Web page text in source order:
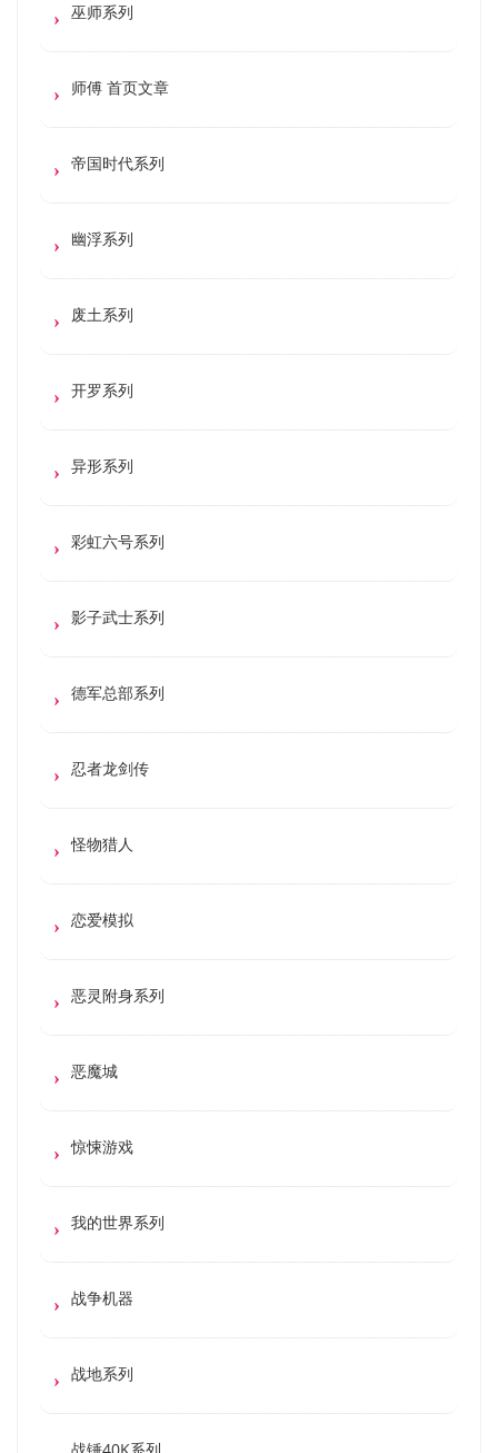
巫师系列
师傅 首页文章
帝国时代系列
幽浮系列
废土系列
开罗系列
异形系列
彩虹六号系列
影子武士系列
德军总部系列
忍者龙剑传
怪物猎人
恋爱模拟
恶灵附身系列
恶魔城
惊悚游戏
我的世界系列
战争机器
战地系列